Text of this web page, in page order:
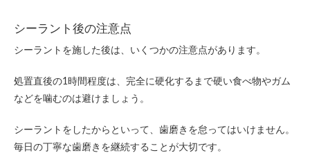
シーラント後の注意点
シーラントを施した後は、いくつかの注意点があります。
処置直後の1時間程度は、完全に硬化するまで硬い食べ物やガム
などを噛むのは避けましょう。
シーラントをしたからといって、歯磨きを怠ってはいけません。
毎日の丁寧な歯磨きを継続することが大切です。